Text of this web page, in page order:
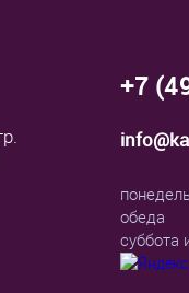
+7
обеда
суббота